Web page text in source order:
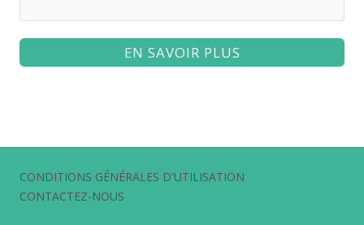
EN SAVOIR PLUS
CONDITIONS GÉNÉRALES D'UTILISATION
CONTACTEZ-NOUS